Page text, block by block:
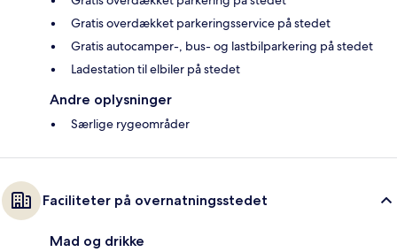
Gratis overdækket parkeringsservice på stedet
Gratis autocamper-, bus- og lastbilparkering på stedet
Ladestation til elbiler på stedet
Andre oplysninger
Særlige rygeområder
Faciliteter på overnatningsstedet
Mad og drikke